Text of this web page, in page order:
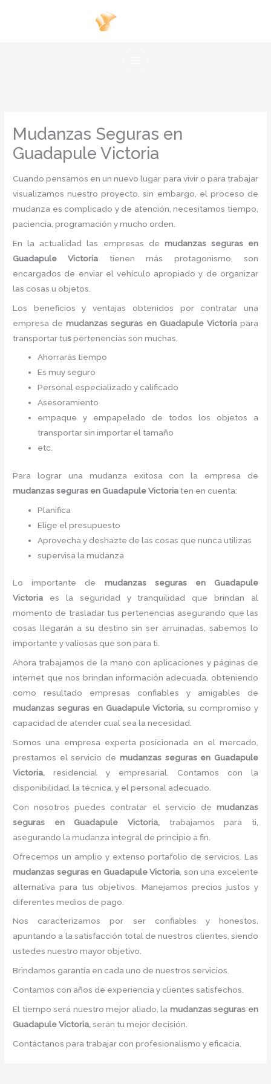
Mudanzas Seguras en
Guadapule Victoria
Cuando pensamos en un nuevo lugar para vivir o para trabajar
visualizamos nuestro proyecto, sin embargo, el proceso de
mudanza es complicado y de atención, necesitamos tiempo,
paciencia, programación y mucho orden.
En la actualidad las empresas de mudanzas seguras en
Guadapule Victoria tienen más protagonismo, son
encargados de enviar el vehículo apropiado y de organizar
las cosas u objetos.
Los beneficios y ventajas obtenidos por contratar una
empresa demudanzas seguras en Guadapule Victoria para
transportar tuspertenencias son muchas.
Ahorrarás tiempo
Es muy seguro
Personal especializado y calificado
Asesoramiento
empaque y empapelado de todos los objetos a
transportar sin importar el tamaño
etc.
Para lograr una mudanza exitosa con la empresa de
mudanzas seguras en Guadapule Victoria ten en cuenta:
Planifica
Elige el presupuesto
Aprovecha y deshazte de las cosas que nunca utilizas
supervisa la mudanza
Lo importante de mudanzas segurasen Guadapule
Victoria es la seguridad y tranquilidad que brindan al
momento de trasladar tus pertenencias asegurando que las
cosas llegarán a su destino sin ser arruinadas, sabemos lo
importante y valiosas que son para ti.
Ahora trabajamos de la mano con aplicaciones y páginas de
internet que nos brindan información adecuada, obteniendo
como resultado empresas confiables y amigables de
mudanzas seguras en Guadapule Victoria,su compromiso y
capacidad de atender cual sea la necesidad.
Somos una empresa experta posicionada en el mercado,
prestamos el servicio de mudanzas segurasen Guadapule
Victoria, residencial y empresarial. Contamos con la
disponibilidad, la técnica, y el personal adecuado.
Con nosotros puedes contratar el servicio de mudanzas
seguras
en Guadapule Victoria, trabajamos para ti,
asegurando la mudanza integral de principio a fin.
Ofrecemos un amplio y extenso portafolio de servicios. Las
mudanzas segurasen Guadapule Victoria , son una excelente
alternativa para tus objetivos. Manejamos precios justos y
diferentes medios de pago.
Nos caracterizamos por ser confiables y honestos,
apuntando a la satisfacción total de nuestros clientes, siendo
ustedes nuestro mayor objetivo.
Brindamos garantía en cada uno de nuestros servicios.
Contamos con años de experiencia y clientes satisfechos.
El tiempo será nuestro mejor aliado, la mudanzas seguras en
Guadapule Victoria,serán tu mejor decisión.
Contáctanos para trabajar con profesionalismo y eficacia.